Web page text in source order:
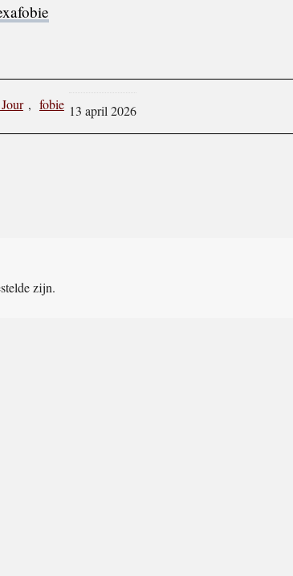
, fobie 13 april 2026
zijn.